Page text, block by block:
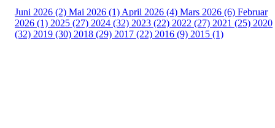
Juni 2026 (2) Mai 2026 (1) April 2026 (4) Mars 2026 (6) Februar
2026 (1) 2025 (27) 2024 (32) 2023 (22) 2022 (27) 2021 (25) 2020
(32) 2019 (30) 2018 (29) 2017 (22) 2016 (9) 2015 (1)